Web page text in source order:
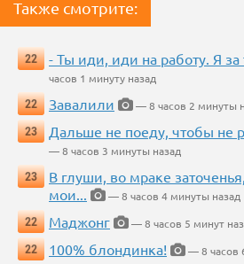
Также смотрите:
22 - Ты иди, иди на работу. Я
часов 1 минуту назад
22
Завалили
— 8 часов 2 минуты
23
Дальше не поеду, чтобы не
— 8 часов 3 минуты назад
23
В глуши, во мраке
мои...
— 8 часов 4 минуты назад
22
Маджонг
— 8 часов 5 минут
22
100% блондинка!
— 8 часов